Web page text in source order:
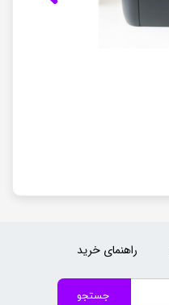
جستجو
راهنمای خرید